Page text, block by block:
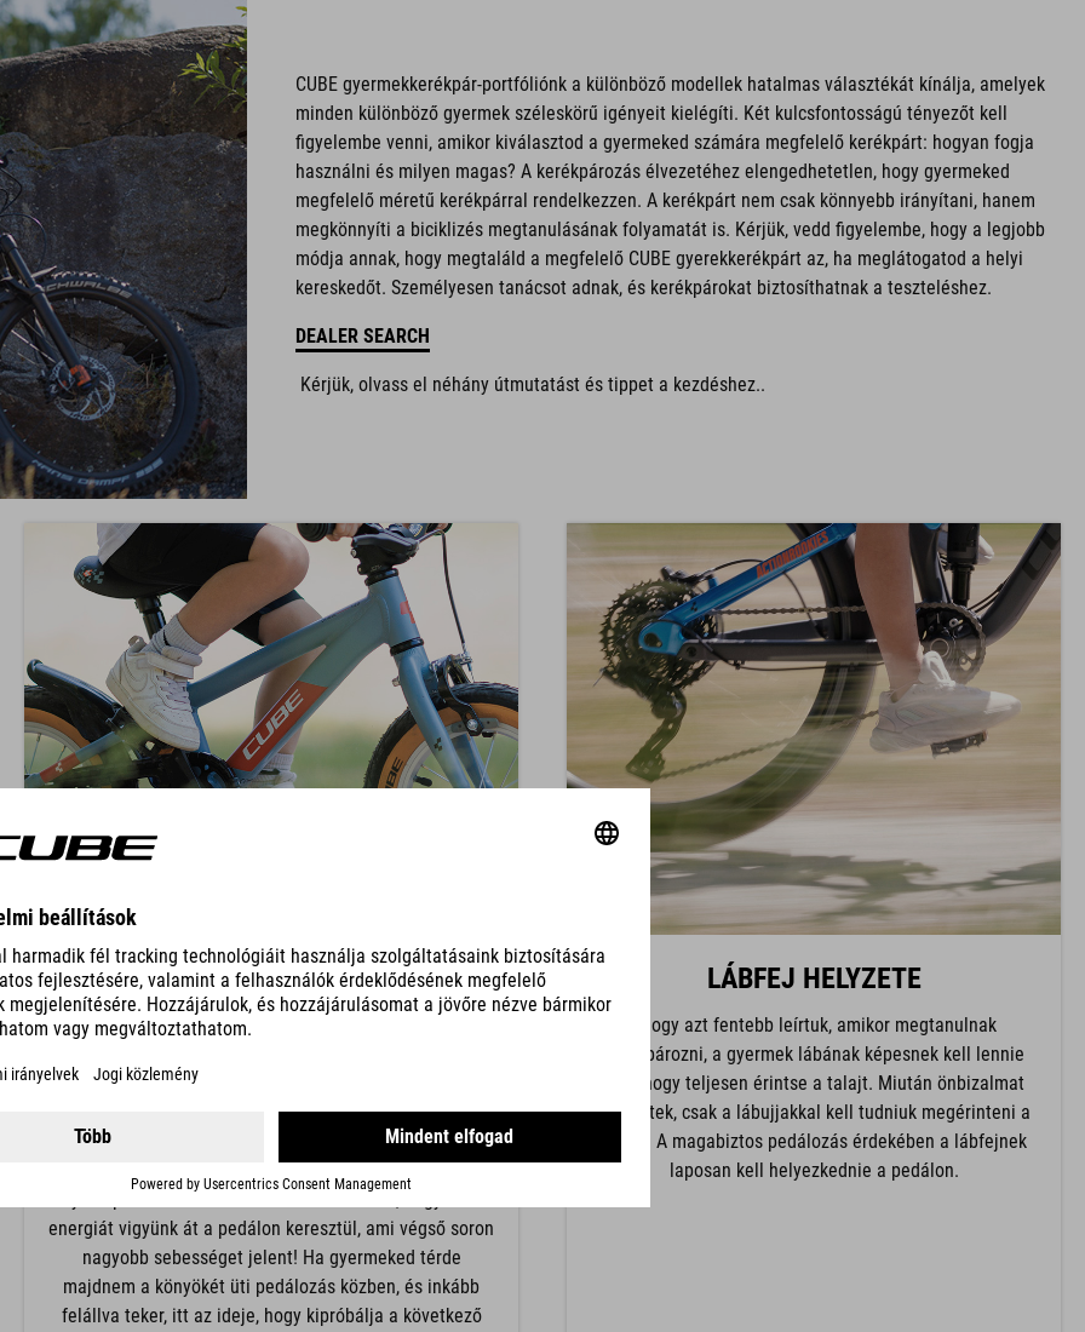
CUBE gyermekkerékpár-portfóliónk a különböző modellek hatalmas választékát kínálja, amelyek
minden különböző gyermek széleskörű igényeit kielégíti. Két kulcsfontosságú tényezőt kell
figyelembe venni, amikor kiválasztod a gyermeked számára megfelelő kerékpárt: hogyan fogja
használni és milyen magas? A kerékpározás élvezetéhez elengedhetetlen, hogy gyermeked
megfelelő méretű kerékpárral rendelkezzen. A kerékpárt nem csak könnyebb irányítani, hanem
megkönnyíti a biciklizés megtanulásának folyamatát is. Kérjük, vedd figyelembe, hogy a legjobb
módja annak, hogy megtaláld a megfelelő CUBE gyerekkerékpárt az, ha meglátogatod a helyi
kereskedőt. Személyesen tanácsot adnak, és kerékpárokat biztosíthatnak a teszteléshez.
DEALER SEARCH
Kérjük, olvass el néhány útmutatást és tippet a kezdéshez..
TÉRDHELYZET
A térd helyzetét a nyereg magassága határozza meg.
javasoljuk, így erősebb hajlítást a térdben, hogy nehéz
helyzetben könnyen le tudják tenni a lábukat. A
felnőttek és a magabiztosabb gyermekek addig
emelhetik a nyerget, amíg a térd szinte teljesen ki nem
nyúlik pedálozás közben. Ez lehetővé teszi, hogy több
energiát vigyünk át a pedálon keresztül, ami végső soron
nagyobb sebességet jelent! Ha gyermeked térde
majdnem a könyökét üti pedálozás közben, és inkább
felállva teker, itt az ideje, hogy kipróbálja a következő
LÁBFEJ HELYZETE
Ahogy azt fentebb leírtuk, amikor megtanulnak
kerékpározni, a gyermek lábának képesnek kell lennie
arra, hogy teljesen érintse a talajt. Miután önbizalmat
szereztek, csak a lábujjakkal kell tudniuk megérinteni a
földet. A magabiztos pedálozás érdekében a lábfejnek
laposan kell helyezkednie a pedálon.